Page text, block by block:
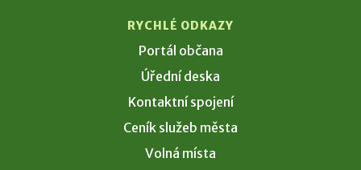
RYCHLÉ ODKAZY
Portál občana
Úřední deska
Kontaktní spojení
Ceník služeb města
Volná místa